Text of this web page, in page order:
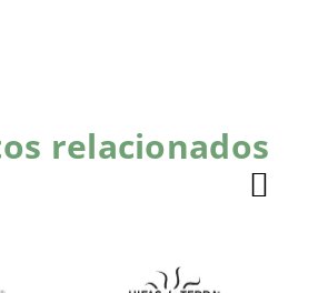
relacionados